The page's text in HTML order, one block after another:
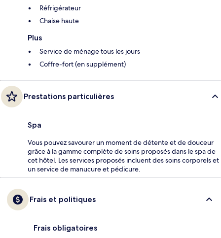
Réfrigérateur
Chaise haute
Plus
Service de ménage tous les jours
Coffre-fort (en supplément)
Prestations particulières
Spa
Vous pouvez savourer un moment de détente et de douceur
grâce à la gamme complète de soins proposés dans le spa de
cet hôtel. Les services proposés incluent des soins corporels et
un service de manucure et pédicure.
Frais et politiques
Frais obligatoires